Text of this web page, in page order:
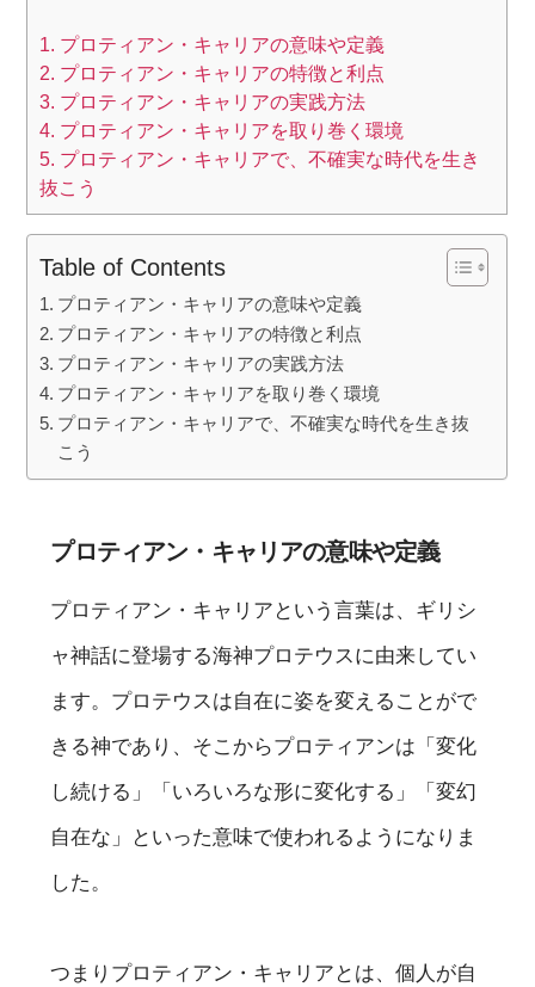
b
o
o
k
a
1. プロティアン・キャリアの意味や定義
2. プロティアン・キャリアの特徴と利点
3. プロティアン・キャリアの実践方法
4. プロティアン・キャリアを取り巻く環境
5. プロティアン・キャリアで、不確実な時代を生き
抜こう
Table of Contents
プロティアン・キャリアの意味や定義
プロティアン・キャリアの特徴と利点
プロティアン・キャリアの実践方法
プロティアン・キャリアを取り巻く環境
プロティアン・キャリアで、不確実な時代を生き抜
こう
プロティアン・キャリアの意味や定義
プロティアン・キャリアという言葉は、ギリシ
ャ神話に登場する海神プロテウスに由来してい
ます。プロテウスは自在に姿を変えることがで
きる神であり、そこからプロティアンは「変化
し続ける」「いろいろな形に変化する」「変幻
自在な」といった意味で使われるようになりま
した。
つまりプロティアン・キャリアとは、個人が自